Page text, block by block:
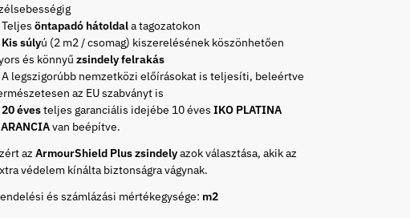
Teljesöntapadó hátoldala tagozatokon
Kis súlyú (2 m2 / csomag) kiszerelésének köszönhetően
és könnyűzsindely felrakás
A legszigorúbb nemzetközi előírásokat is teljesíti, beleértve
az EU szabványt is
20 évesteljes garanciális idejébe 10 évesIKO PLATINA
van beépítve.
azArmourShield Plus zsindelyazok választása, akik az
védelem kínálta biztonságra vágynak.
és számlázási mértékegysége: m2